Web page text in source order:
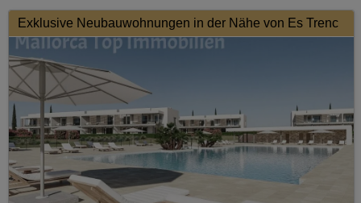
Exklusive Neubauwohnungen in der Nähe von Es Trenc